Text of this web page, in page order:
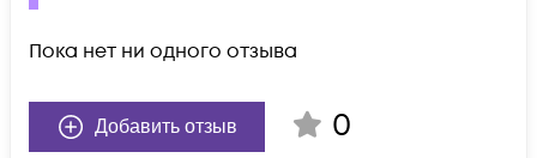
Пока нет ни одного отзыва
Добавить отзыв 0